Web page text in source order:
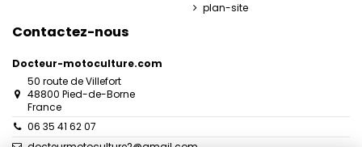
plan-site
Contactez-nous
Docteur-motoculture.com
50 route de Villefort
48800 Pied-de-Borne
France
06 35 41 62 07